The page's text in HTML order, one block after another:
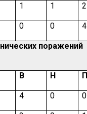
1 1 2
0 0 4
поражений
В Н
4 0 0